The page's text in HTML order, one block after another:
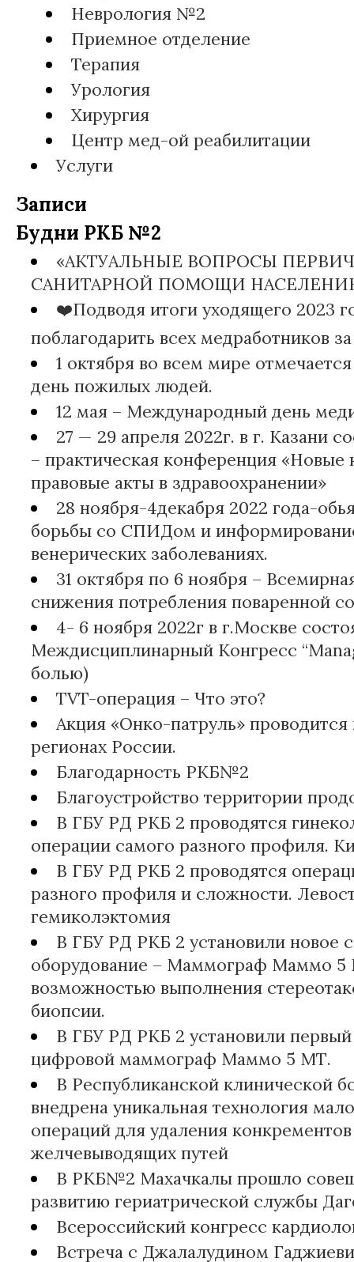
Неврология №2
Приемное отделение
Терапия
Урология
Хирургия
Центр мед-ой реабилитации
Услуги
Записи
Будни РКБ №2
«АКТУАЛЬНЫЕ ВОПРОСЫ
САНИТАРНОЙ ПОМОЩИ
❤️Подводя итоги уходящего 2023
поблагодарить всех медработников
1 октября во всем мире
день пожилых людей.
12 мая – Международный день
27 — 29 апреля 2022г. в г. Казани
– практическая конференция «Новые
правовые акты в здравоохранении»
28 ноября-4декабря 2022 года-
борьбы со СПИДом и
венерических заболеваниях.
31 октября по 6 ноября –
снижения потребления поваренной
4- 6 ноября 2022г в г.Москве
Междисциплинарный Конгресс
болью)
TVT-операция – Что это?
Акция «Онко-патруль» проводится
регионах России.
Благодарность РКБ№2
Благоустройство территории
В ГБУ РД РКБ 2 проводятся
операции самого разного профиля.
В ГБУ РД РКБ 2 проводятся
разного профиля и сложности.
гемиколэктомия
В ГБУ РД РКБ 2 установили новое
оборудование – Маммограф Маммо
возможностью выполнения
биопсии.
В ГБУ РД РКБ 2 установили
цифровой маммограф Маммо 5 МТ.
В Республиканской клинической
внедрена уникальная технология
операций для удаления
желчевыводящих путей
В РКБ№2 Махачкалы прошло
развитию гериатрической службы
Всероссийский конгресс
Встреча с Джалалудином